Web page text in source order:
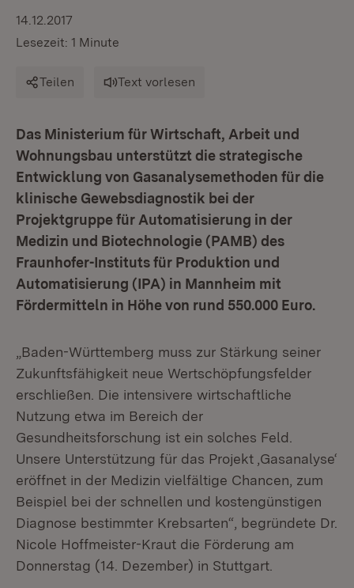
14.12.2017
Lesezeit: 1 Minute
Teilen Text vorlesen
Das Ministerium für Wirtschaft, Arbeit und
Wohnungsbau unterstützt die strategische
Entwicklung von Gasanalysemethoden für die
klinische Gewebsdiagnostik bei der
Projektgruppe für Automatisierung in der
Medizin und Biotechnologie (PAMB) des
Fraunhofer-Instituts für Produktion und
Automatisierung (IPA) in Mannheim mit
Fördermitteln in Höhe von rund 550.000 Euro.
„Baden-Württemberg muss zur Stärkung seiner
Zukunftsfähigkeit neue Wertschöpfungsfelder
erschließen. Die intensivere wirtschaftliche
Nutzung etwa im Bereich der
Gesundheitsforschung ist ein solches Feld.
Unsere Unterstützung für das Projekt ‚Gasanalyse‘
eröffnet in der Medizin vielfältige Chancen, zum
Beispiel bei der schnellen und kostengünstigen
Diagnose bestimmter Krebsarten“, begründete Dr.
Nicole Hoffmeister-Kraut die Förderung am
Donnerstag (14. Dezember) in Stuttgart.